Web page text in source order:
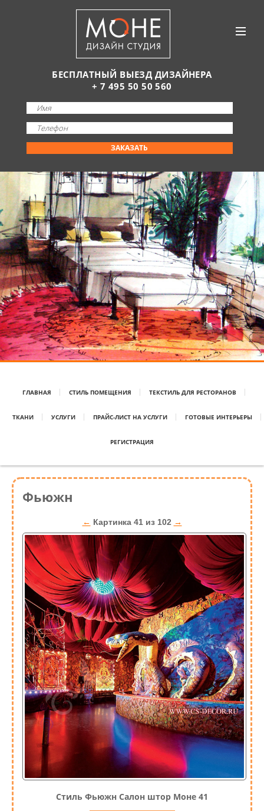
БЕСПЛАТНЫЙ ВЫЕЗД ДИЗАЙНЕРА
+ 7 495 50 50 560
ЗАКАЗАТЬ
ГЛАВНАЯ СТИЛЬ ПОМЕЩЕНИЯ ТЕКСТИЛЬ ДЛЯ РЕСТОРАНОВ
ТКАНИ УСЛУГИ ПРАЙС-ЛИСТ НА УСЛУГИ ГОТОВЫЕ ИНТЕРЬЕРЫ
РЕГИСТРАЦИЯ
Фьюжн
← Картинка 41 из 102 →
Стиль Фьюжн Салон штор Моне 41